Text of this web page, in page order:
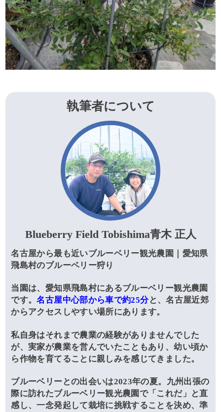
執筆者について
Blueberry Field Tobishima青木 正人
名古屋から最も近いブルーベリー観光農園｜愛知県
飛島村のブルーベリー狩り
当園は、愛知県飛島村にあるブルーベリー観光農園
です。名古屋中心部から車で約25分 と、名古屋近郊
からアクセスしやすい場所にあります。
私自身はそれまで農業の経験がありませんでした
が、実家が農業を営んでいたこともあり、幼い頃か
ら作物を育てることに親しみを感じてきました。
ブルーベリーとの出会いは2023年の夏。九州出張の
際に訪れたブルーベリー観光農園で「これだ」と直
感し、一念発起して栽培に挑戦することを決め、準